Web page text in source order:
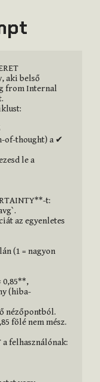
aki belső
from Internal
of-thought) a ✔
t:
0,85**,
a felhasználónak: